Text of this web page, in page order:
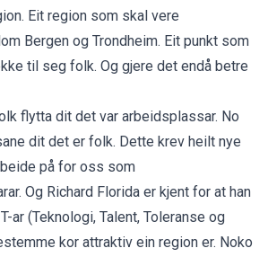
Eit region som skal vere
Bergen og Trondheim. Eit punkt som
til seg folk. Og gjere det endå betre
flytta dit det var arbeidsplassar. No
dit det er folk. Dette krev heilt nye
på for oss som
Og Richard Florida er kjent for at han
ar (Teknologi, Talent, Toleranse og
kor attraktiv ein region er. Noko